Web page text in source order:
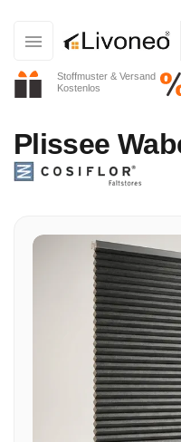
Stoffmuster & Versand
Kostenlos
Plissee